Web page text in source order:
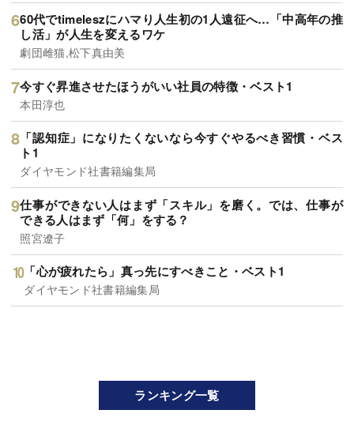
60代でtimeleszにハマり人生初の1人遠征へ…「中高年の推
し活」が人生を変えるワケ
劇団雌猫,松下真由美
今すぐ昇進させたほうがいい社員の特徴・ベスト1
本田淳也
「認知症」になりたくないなら今すぐやるべき習慣・ベス
ト1
ダイヤモンド社書籍編集局
仕事ができない人はまず「スキル」を磨く。では、仕事が
できる人はまず「何」をする？
照宮遼子
「心が疲れたら」真っ先にすべきこと・ベスト1
ダイヤモンド社書籍編集局
ランキング一覧